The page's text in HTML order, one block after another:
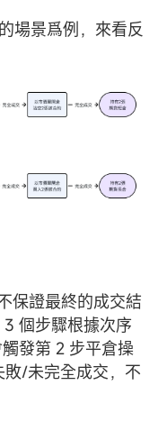
場景爲例，來看反
保證最終的成交結
個步驟根據次序
發第 2 步平倉操
/未完全成交，不